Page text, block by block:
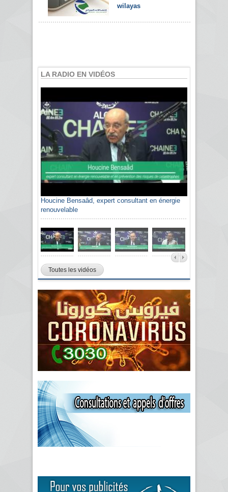
wilayas
LA RADIO EN VIDÉOS
Houcine Bensaâd, expert consultant en énergie
renouvelable
Toutes les vidéos